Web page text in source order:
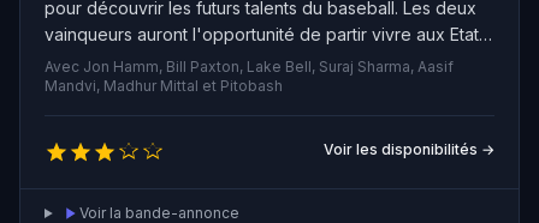
pour découvrir les futurs talents du baseball. Les deux
vainqueurs auront l'opportunité de partir vivre aux Etats-
Unis et de rejoindre l'équipe de baseball de Pittsburgh.
Avec Jon Hamm, Bill Paxton, Lake Bell, Suraj Sharma, Aasif
Mandvi, Madhur Mittal et Pitobash
Voir les disponibilités →
Voir la bande-annonce